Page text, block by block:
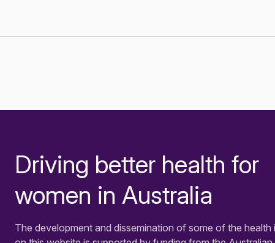
-Driving better health for
women in Australia
The development and dissemination of some of the health